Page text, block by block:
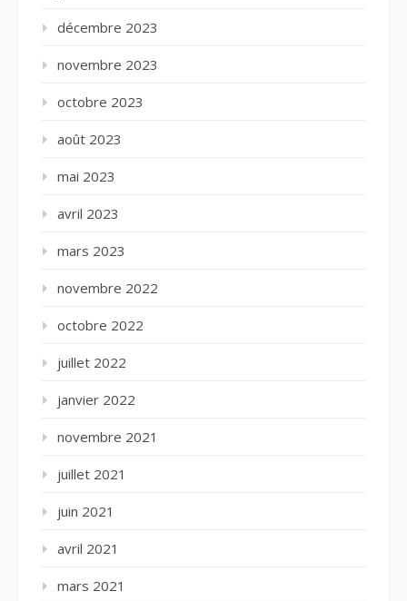
décembre 2023
novembre 2023
octobre 2023
août 2023
mai 2023
avril 2023
mars 2023
novembre 2022
octobre 2022
juillet 2022
janvier 2022
novembre 2021
juillet 2021
juin 2021
avril 2021
mars 2021